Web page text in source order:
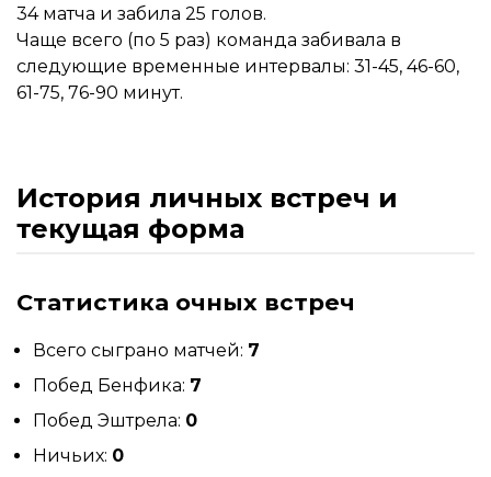
34 матча и забила 25 голов.
Чаще всего (по 5 раз) команда забивала в
следующие временные интервалы: 31-45, 46-60,
61-75, 76-90 минут.
История личных встреч и
текущая форма
Статистика очных встреч
Всего сыграно матчей: 7
Побед Бенфика: 7
Побед Эштрела: 0
Ничьих: 0